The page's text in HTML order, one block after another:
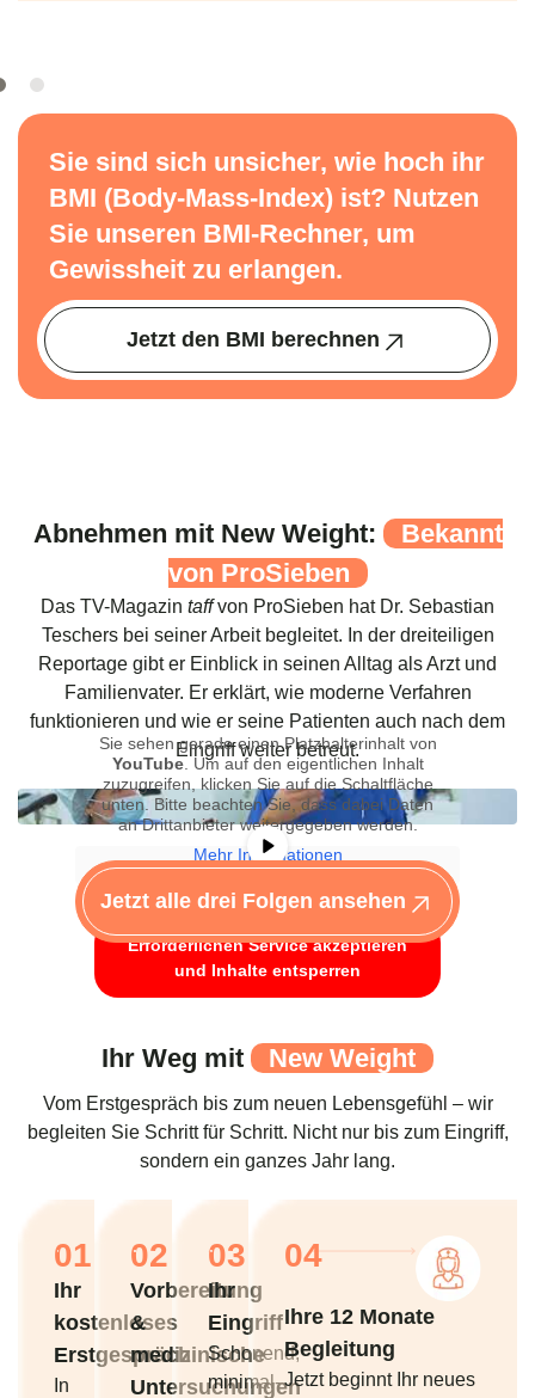
Sie sind sich unsicher, wie hoch ihr
BMI (Body-Mass-Index) ist? Nutzen
Sie unseren BMI-Rechner, um
Gewissheit zu erlangen.
Jetzt den BMI berechnen
Abnehmen mit New Weight:
Bekannt
von ProSieben
Das TV-Magazin taffvon ProSieben hat Dr. Sebastian
Teschers bei seiner Arbeit begleitet. In der dreiteiligen
Reportage gibt er Einblick in seinen Alltag als Arzt und
Familienvater. Er erklärt, wie moderne Verfahren
funktionieren und wie er seine Patienten auch nach dem
Eingriff weiter betreut.
Sie sehen gerade einen Platzhalterinhalt von
YouTube. Um auf den eigentlichen Inhalt
zuzugreifen, klicken Sie auf die Schaltfläche
unten. Bitte beachten Sie, dass dabei Daten
an Drittanbieter weitergegeben werden.
Mehr Informationen
Inhalt entsperren
Erforderlichen Service akzeptieren
und Inhalte entsperren
Jetzt alle drei Folgen ansehen
Ihr Weg mit New Weight
Vom Erstgespräch bis zum neuen Lebensgefühl – wir
begleiten Sie Schritt für Schritt. Nicht nur bis zum Eingriff,
sondern ein ganzes Jahr lang.
01
Ihr
kostenloses
Erstgespräch
In
02
Vorbereitung
&
medizinische
Untersuchungen
03
Ihr
Eingriff
Schonend,
minimal-
04
Ihre 12 Monate
Begleitung
Jetzt beginnt Ihr neues